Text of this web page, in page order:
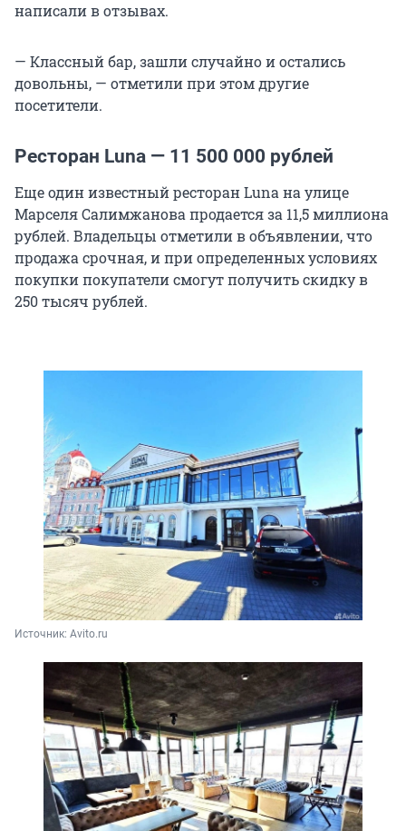
написали в отзывах.
— Классный бар, зашли случайно и остались
довольны, — отметили при этом другие
посетители.
Ресторан Luna — 11 500 000 рублей
Еще один известный ресторан Luna на улице
Марселя Салимжанова продается за 11,5 миллиона
рублей. Владельцы отметили в объявлении, что
продажа срочная, и при определенных условиях
покупки покупатели смогут получить скидку в
250 тысяч рублей.
Источник: Avito.ru